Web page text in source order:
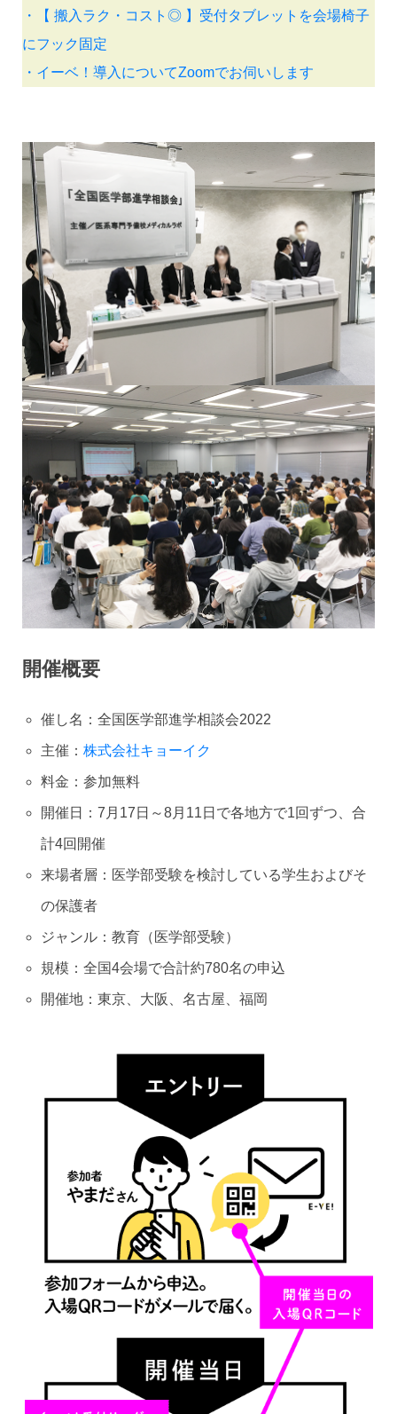
・【 搬入ラク・コスト◎ 】受付タブレットを会場椅子
にフック固定
・イーベ！導入についてZoomでお伺いします
開催概要
催し名：全国医学部進学相談会2022
主催： 株式会社キョーイク
料金：参加無料
開催日：7月17日～8月11日で各地方で1回ずつ、合
計4回開催
来場者層：医学部受験を検討している学生およびそ
の保護者
ジャンル：教育（医学部受験）
規模：全国4会場で合計約780名の申込
開催地：東京、大阪、名古屋、福岡